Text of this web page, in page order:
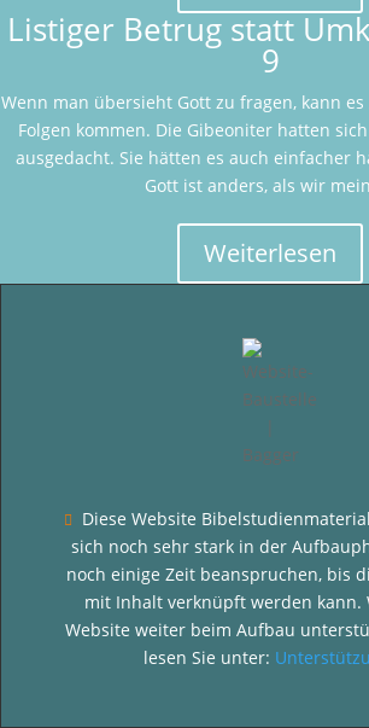
Listiger Betrug statt
9
Wenn man übersieht Gott zu fragen, kann
Folgen kommen. Die Gibeoniter hatten
ausgedacht. Sie hätten es auch einfacher
Gott ist anders, als wir
Weiterlesen

Diese Website
sich noch sehr stark in der
noch einige Zeit beanspruchen, bis
mit Inhalt verknüpft werden kann.
Website weiter beim Aufbau
lesen Sie unter: